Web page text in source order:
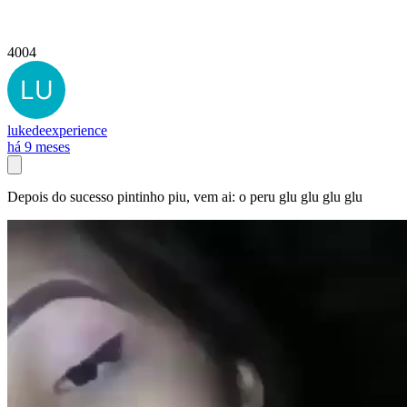
4004
lukedeexperience
há 9 meses
Depois do sucesso pintinho piu, vem ai: o peru glu glu glu glu